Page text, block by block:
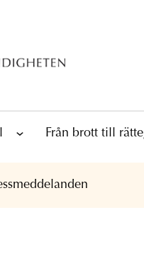
Från brott till